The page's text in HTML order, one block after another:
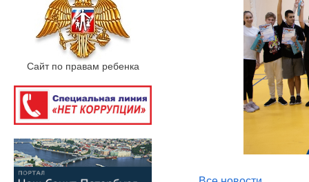
Сайт по правам ребенка